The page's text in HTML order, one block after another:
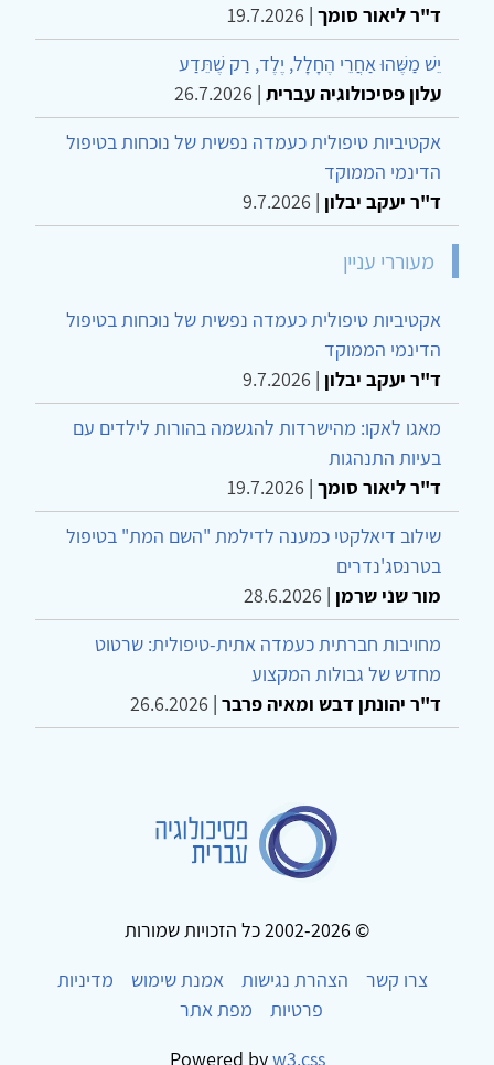
ד"ר ליאור סומך |
19.7.2026
יֵשׁ מַשֶּׁהוּ אַחֲרֵי הֶחָלָל, יֶלֶד, רַק שֶׁתֵּדַע
עלון פסיכולוגיה עברית |
26.7.2026
אקטיביות טיפולית כעמדה נפשית של נוכחות בטיפול
הדינמי הממוקד
ד"ר יעקב יבלון |
9.7.2026
מעוררי עניין
אקטיביות טיפולית כעמדה נפשית של נוכחות בטיפול
הדינמי הממוקד
ד"ר יעקב יבלון |
9.7.2026
מאגו לאקו: מהישרדות להגשמה בהורות לילדים עם
בעיות התנהגות
ד"ר ליאור סומך |
19.7.2026
שילוב דיאלקטי כמענה לדילמת "השם המת" בטיפול
בטרנסג'נדרים
מור שני שרמן |
28.6.2026
מחויבות חברתית כעמדה אתית-טיפולית: שרטוט
מחדש של גבולות המקצוע
ד"ר יהונתן דבש ומאיה פרבר |
26.6.2026
© 2002-2026 כל הזכויות שמורות
צרו קשר
הצהרת נגישות אמנת שימוש
מדיניות
פרטיות
מפת אתר
Powered byw3.css